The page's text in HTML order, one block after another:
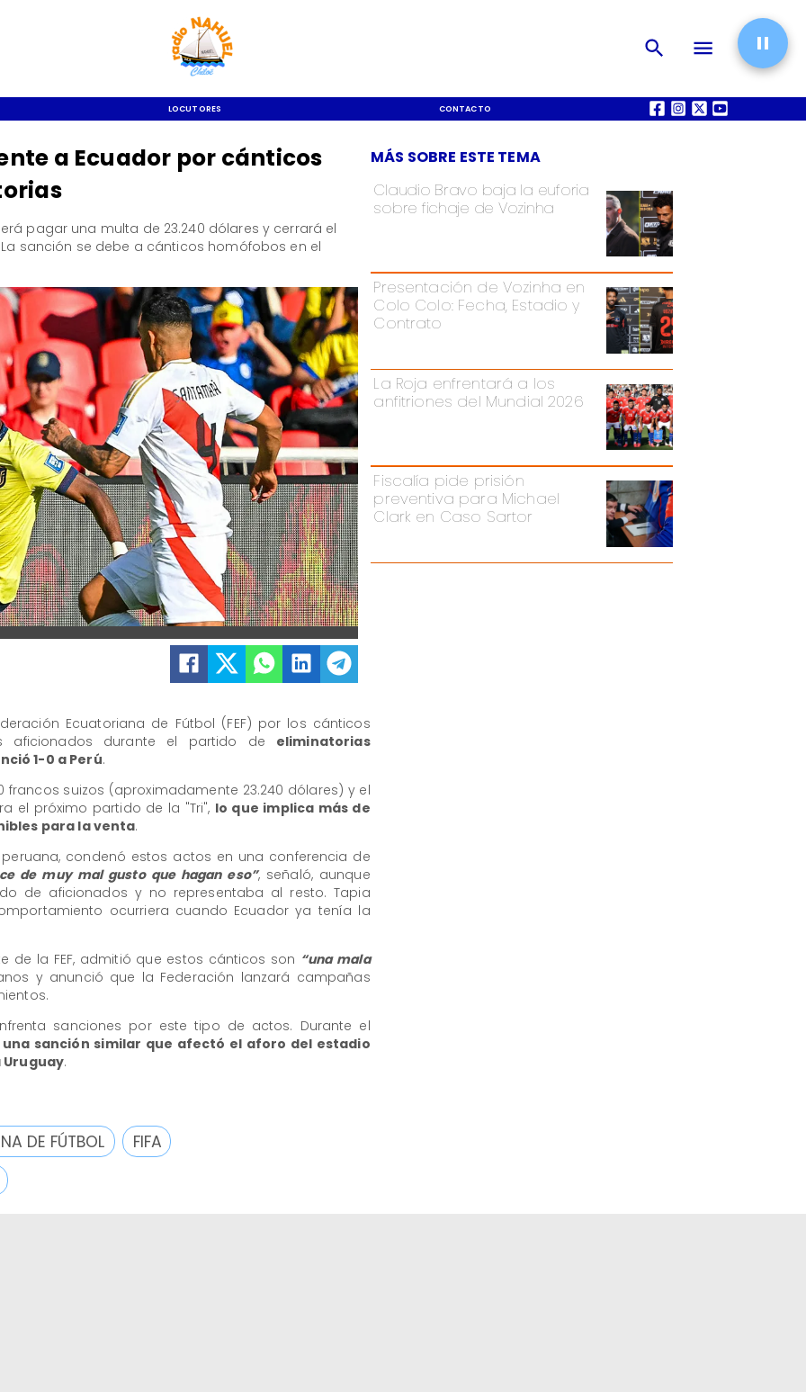
LOCUTORES CONTACTO QUIÉNES SOMOS
Claudio Bravo baja la euforia
sobre fichaje de Vozinha
Presentación de Vozinha en
Colo Colo: Fecha, Estadio y
Contrato
La Roja enfrentará a los
anfitriones del Mundial 2026
Fiscalía pide prisión
preventiva para Michael
Clark en Caso Sartor
MÁS SOBRE ESTE TEMA
a Ecuador por cánticos
pagar una multa de 23.240 dólares y cerrará el
sanción se debe a cánticos homófobos en el
Ecuatoriana de Fútbol (FEF) por los cánticos
aficionados durante el partido de eliminatorias
1-0 a Perú.
francos suizos (aproximadamente 23.240 dólares) y el
el próximo partido de la "Tri", lo que implica más de
para la venta.
condenó estos actos en una conferencia de
de muy mal gusto que hagan eso”, señaló, aunque
de aficionados y no representaba al resto. Tapia
ocurriera cuando Ecuador ya tenía la
de la FEF, admitió que estos cánticos son “una mala
y anunció que la Federación lanzará campañas
sanciones por este tipo de actos. Durante el
una sanción similar que afectó el aforo del estadio
.
DE FÚTBOL
FIFA